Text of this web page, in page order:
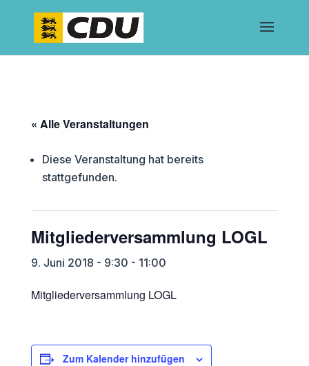
« Alle Veranstaltungen
Diese Veranstaltung hat bereits
stattgefunden.
Mitgliederversammlung LOGL
9. Juni 2018 - 9:30 - 11:00
Mitgliederversammlung LOGL
Zum Kalender hinzufügen